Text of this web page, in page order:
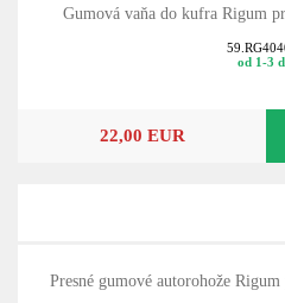
Gumová vaňa do kufra Rigum
od 1-3
22,00 EUR
Presné gumové autorohože